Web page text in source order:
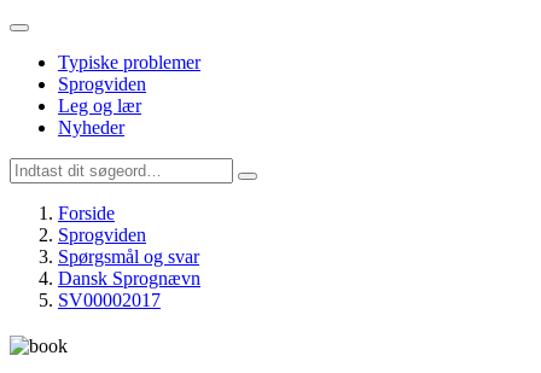
Typiske problemer
Sprogviden
Leg og lær
Nyheder
Forside
Sprogviden
Spørgsmål og svar
Dansk Sprognævn
SV00002017